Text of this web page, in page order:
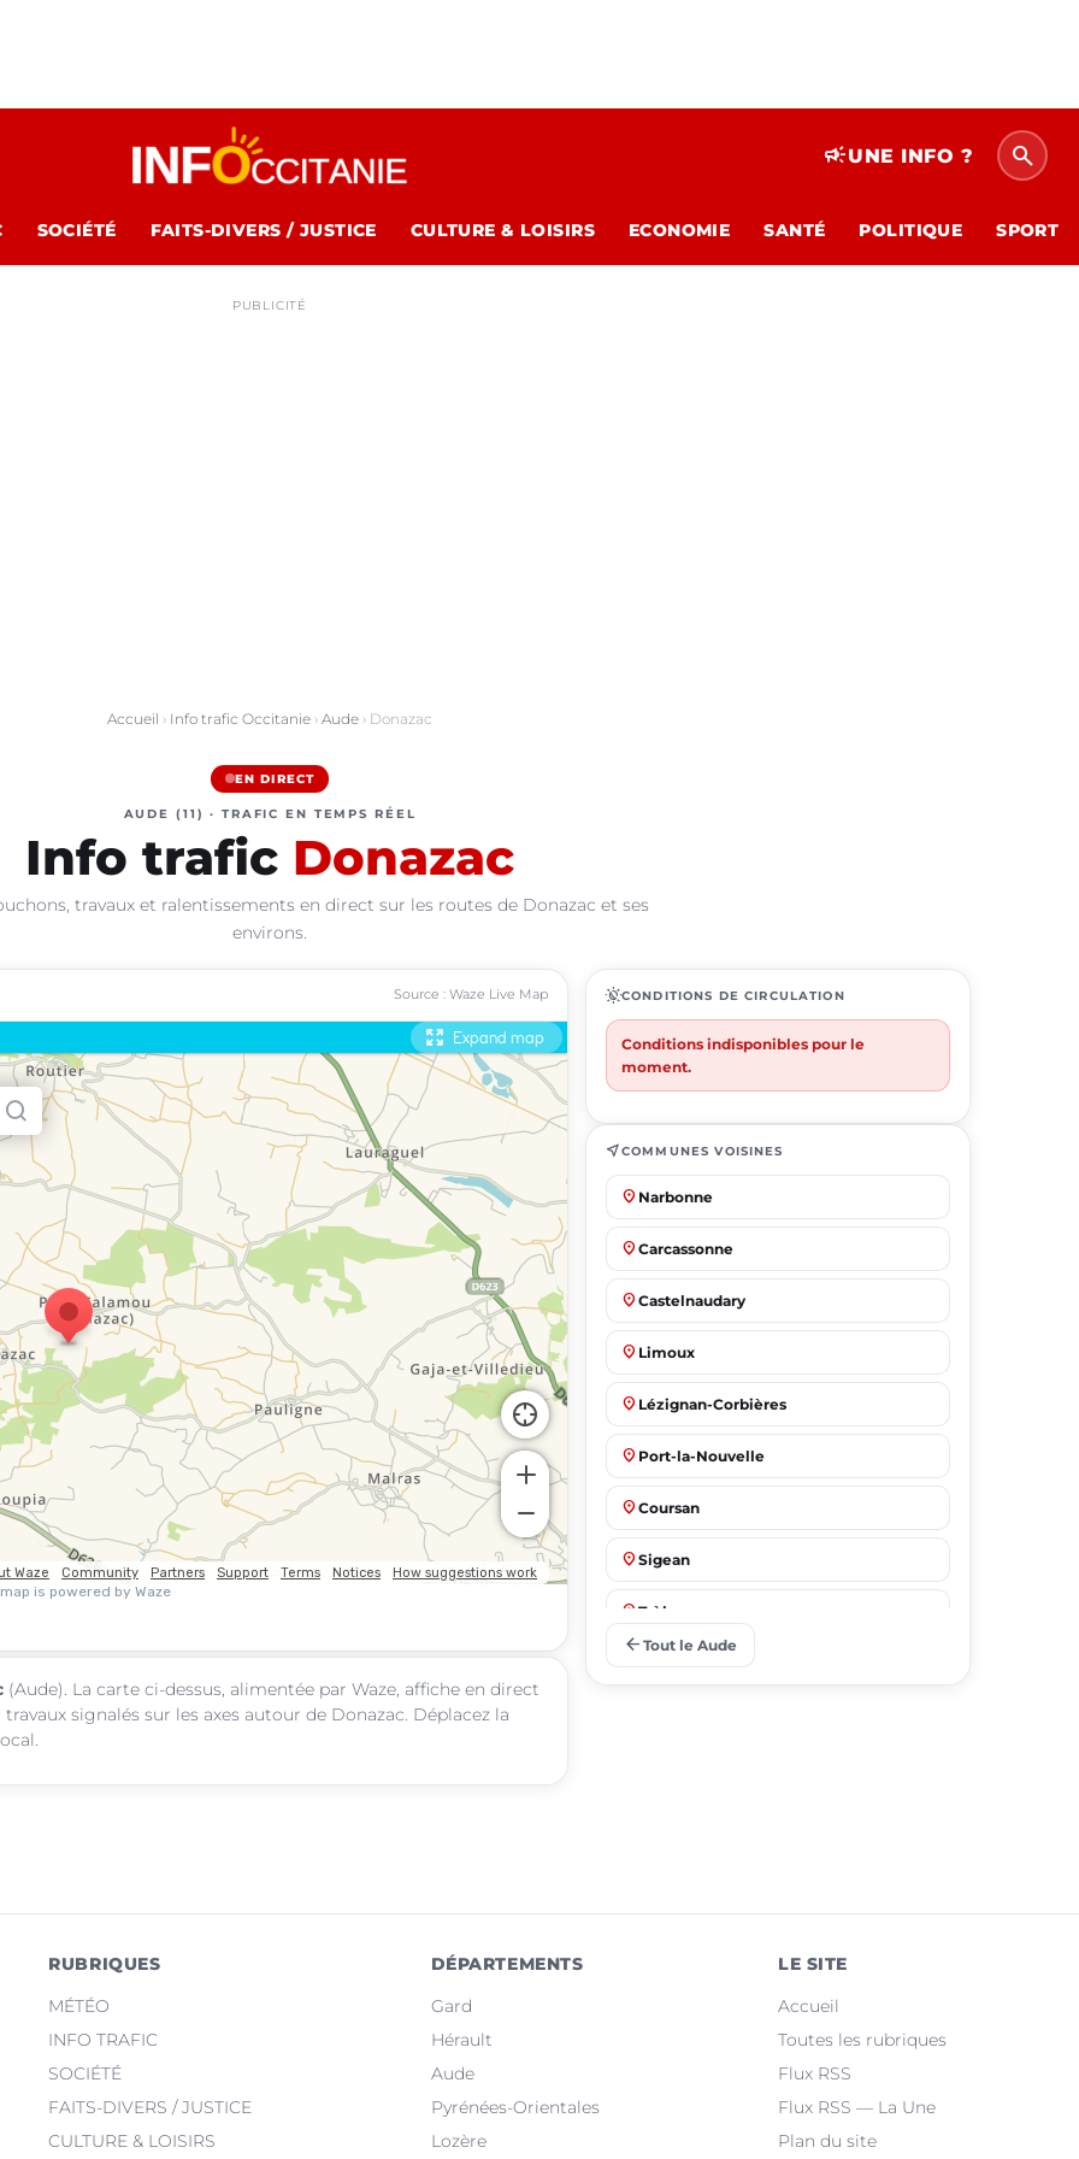
campaignUNE INFO ? search
SOCIÉTÉ FAITS-DIVERS / JUSTICE CULTURE & LOISIRS ECONOMIE SANTÉ POLITIQUE SPORT
PUBLICITÉ
Accueil › Info trafic Occitanie › Aude › Donazac
EN DIRECT
AUDE (11) · TRAFIC EN TEMPS RÉEL
Info trafic Donazac
travaux et ralentissements en direct sur les routes de Donazac et ses
environs.
Source : Waze Live Map
(Aude). La carte ci-dessus, alimentée par Waze, affiche en direct
signalés sur les axes autour de Donazac. Déplacez la
routineCONDITIONS DE CIRCULATION
Conditions indisponibles pour le
moment.
near_meCOMMUNES VOISINES
place Narbonne
place Carcassonne
place Castelnaudary
place Limoux
place Lézignan-Corbières
place Port-la-Nouvelle
place Coursan
place Sigean
place Trèbes
arrow_back Tout le Aude
RUBRIQUES
MÉTÉO
INFO TRAFIC
SOCIÉTÉ
FAITS-DIVERS / JUSTICE
CULTURE & LOISIRS
DÉPARTEMENTS
Gard
Hérault
Aude
Pyrénées-Orientales
Lozère
LE SITE
Accueil
Toutes les rubriques
Flux RSS
Flux RSS — La Une
Plan du site